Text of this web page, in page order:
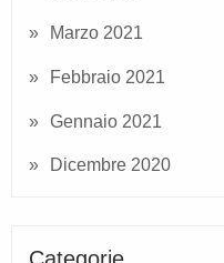
Marzo 2021
Febbraio 2021
Gennaio 2021
Dicembre 2020